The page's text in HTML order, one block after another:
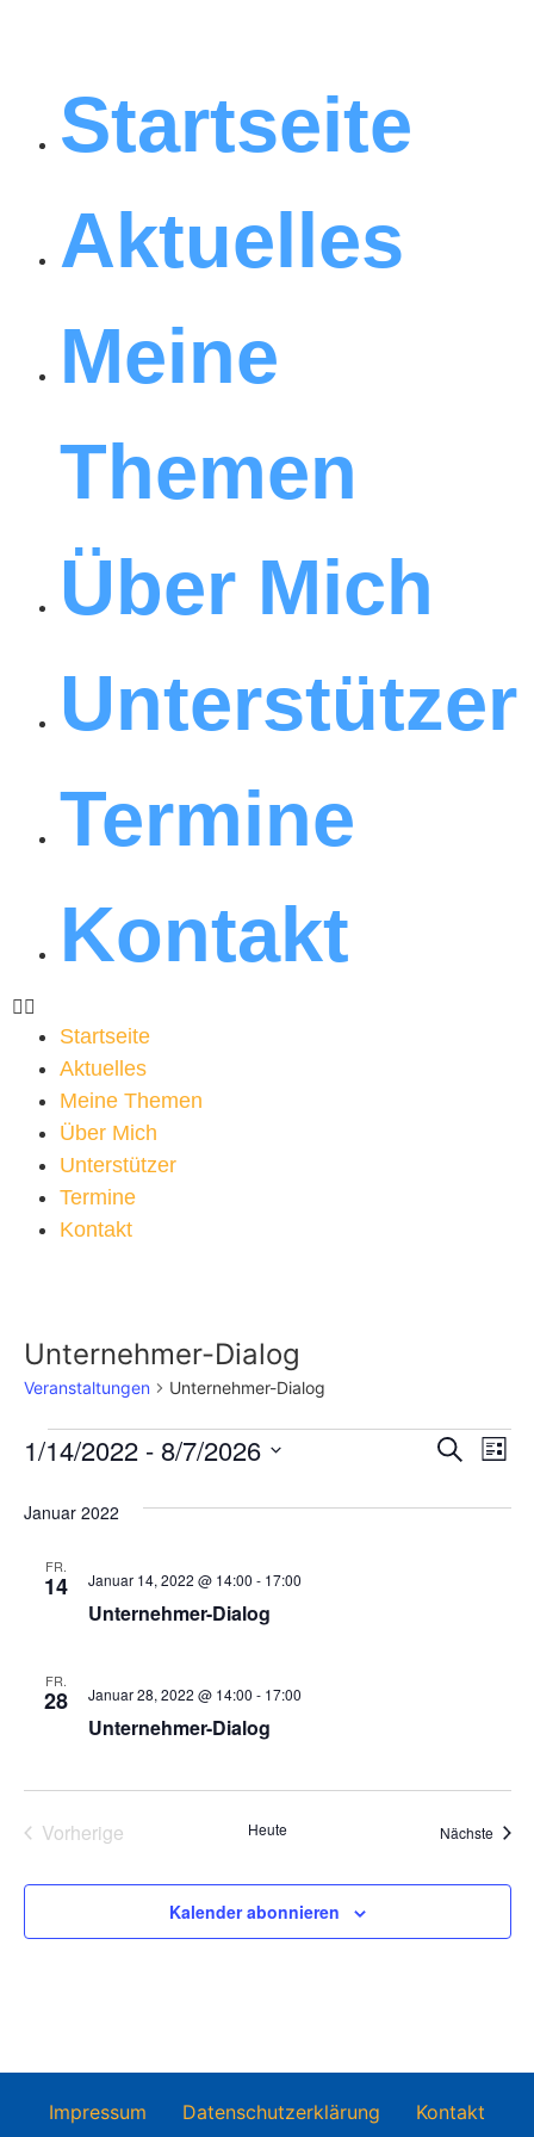
Startseite
Aktuelles
Meine
Themen
Über Mich
Unterstützer
Termine
Kontakt
Startseite
Aktuelles
Meine Themen
Über Mich
Unterstützer
Termine
Kontakt
Unternehmer-Dialog
Veranstaltungen Unternehmer-Dialog
SucheListe
1/14/2022 - 8/7/2026
Januar 2022
FR.
14
Unternehmer-Dialog
Januar 14, 2022 @ 14:00 - 17:00
FR.
28
Unternehmer-Dialog
Januar 28, 2022 @ 14:00 - 17:00
VorherigeVeranstaltungenHeute Nächste
Kalender abonnieren
Impressum Datenschutzerklärung
Kontakt